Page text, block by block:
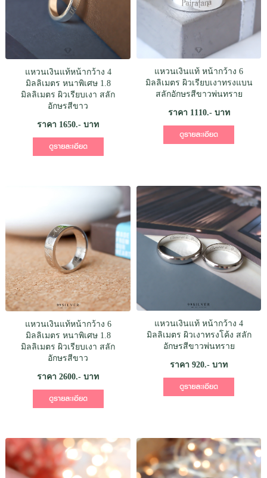
แหวนเงินแท้หน้ากว้าง 4
มิลลิเมตร หนาพิเศษ 1.8
มิลลิเมตร ผิวเรียบเงา สลัก
อักษรสีขาว
ราคา 1650.- บาท
แหวนเงินแท้ หน้ากว้าง 6
มิลลิเมตร ผิวเรียบเงาทรงแบน
สลักอักษรสีขาวพ่นทราย
ราคา 1110.- บาท
แหวนเงินแท้หน้ากว้าง 6
มิลลิเมตร หนาพิเศษ 1.8
มิลลิเมตร ผิวเรียบเงา สลัก
อักษรสีขาว
ราคา 2600.- บาท
แหวนเงินแท้ หน้ากว้าง 4
มิลลิเมตร ผิวเงาทรงโค้ง สลัก
อักษรสีขาวพ่นทราย
ราคา 920.- บาท